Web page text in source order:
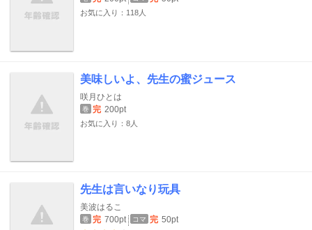
お気に入り：118人
美味しいよ、先生の蜜ジュース
咲月ひとは
巻 完 200pt
お気に入り：8人
先生は言いなり玩具
美波はるこ
巻 完 700pt コマ 完 50pt